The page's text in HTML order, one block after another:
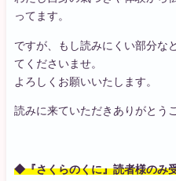
ってます。
ですが、もし読みにくい部分な
てくださいませ。
よろしくお願いいたします。
読みに来ていただきありがとう
◆『さくらのくに』読者様のみ